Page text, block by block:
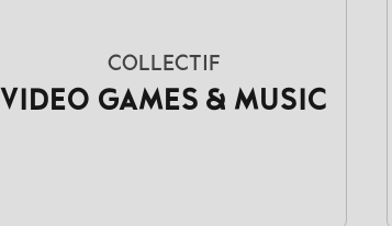
COLLECTIF
VIDEO GAMES & MUSIC